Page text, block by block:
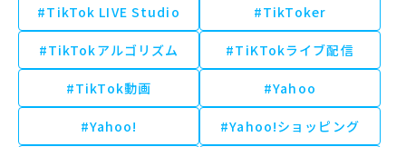
#TikTok LIVE Studio #TikToker
#TikTokアルゴリズム #TiKTokライブ配信
#TikTok動画 #Yahoo
#Yahoo!
#Yahoo!ショッピング